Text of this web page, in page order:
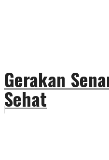
Gerakan
Sehat